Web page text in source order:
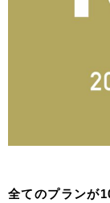
全てのプランが